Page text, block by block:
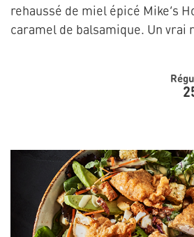
rehaussé de miel épicé Mike’s
caramel de balsamique. Un vrai